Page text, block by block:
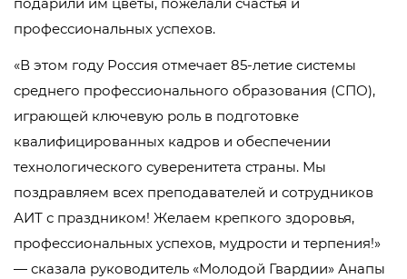
профессиональных успехов.
«В этом году Россия отмечает 85-летие системы
среднего профессионального образования (СПО),
играющей ключевую роль в подготовке
квалифицированных кадров и обеспечении
технологического суверенитета страны. Мы
поздравляем всех преподавателей и сотрудников
АИТ с праздником! Желаем крепкого здоровья,
профессиональных успехов, мудрости и терпения!»
— сказала руководитель «Молодой Гвардии» Анапы